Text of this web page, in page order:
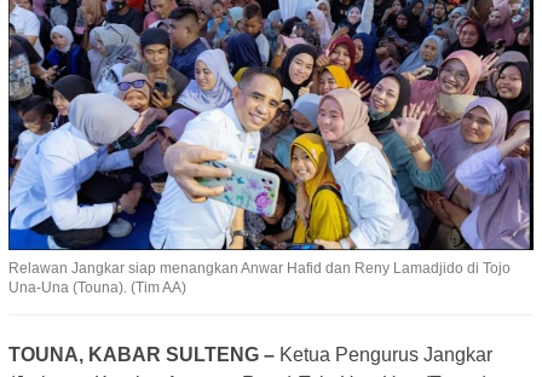
Relawan Jangkar siap menangkan Anwar Hafid dan Reny Lamadjido di Tojo
Una-Una (Touna). (Tim AA)
TOUNA, KABAR SULTENG – Ketua Pengurus Jangkar